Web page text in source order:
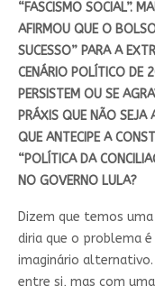
“FASCISMO SOCIAL”.
AFIRMOU QUE O
SUCESSO” PARA A
CENÁRIO POLÍTICO DE
PERSISTEM OU SE
PRÁXIS QUE NÃO SEJA
QUE ANTECIPE A
“POLÍTICA DA
NO GOVERNO LULA?
Dizem que temos
diria que o problema
imaginário
entre si, mas com